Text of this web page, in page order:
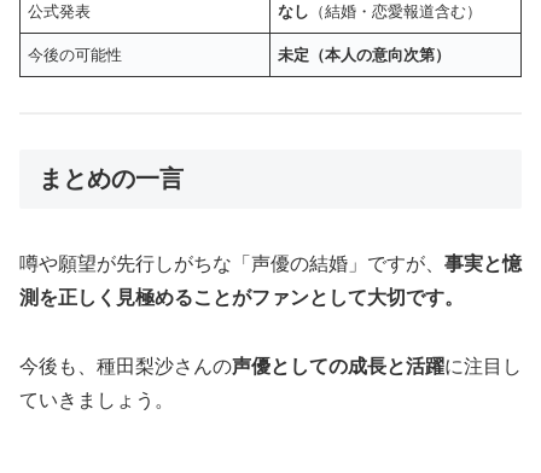
公式発表 なし （結婚・恋愛報道含む）
今後の可能性 未定（本人の意向次第）
まとめの一言
噂や願望が先行しがちな「声優の結婚」ですが、 事実と憶
測を正しく見極めることがファンとして大切です。
今後も、種田梨沙さんの声優としての成長と活躍に注目し
ていきましょう。